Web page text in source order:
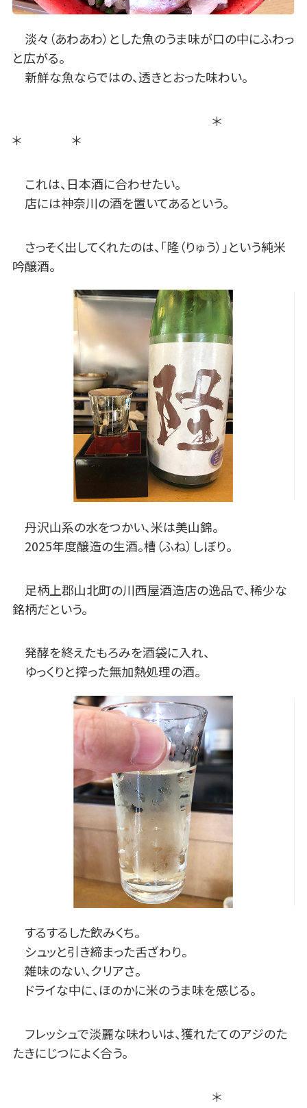
淡々（あわあわ）とした魚のうま味が口の中にふわっ
と広がる。
新鮮な魚ならではの、透きとおった味わい。
＊
＊ ＊
これは、日本酒に合わせたい。
店には神奈川の酒を置いてあるという。
さっそく出してくれたのは、「隆（りゅう）」という純米
吟醸酒。
丹沢山系の水をつかい、米は美山錦。
2025年度醸造の生酒。槽（ふね）しぼり。
足柄上郡山北町の川西屋酒造店の逸品で、稀少な
銘柄だという。
発酵を終えたもろみを酒袋に入れ、
ゆっくりと搾った無加熱処理の酒。
するするした飲みくち。
シュッと引き締まった舌ざわり。
雑味のない、クリアさ。
ドライな中に、ほのかに米のうま味を感じる。
フレッシュで淡麗な味わいは、獲れたてのアジのた
たきにじつによく合う。
＊